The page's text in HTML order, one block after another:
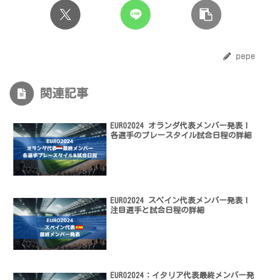
pepe
関連記事
EURO2024 オランダ代表メンバー発表！
各選手のプレースタイル試合日程の詳細
EURO2024 スペイン代表メンバー発表！
注目選手と試合日程の詳細
EURO2024：イタリア代表最終メンバー発